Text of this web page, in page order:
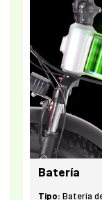
Batería
Tipo: Batería